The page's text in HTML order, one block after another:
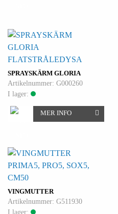
SPRAYSKÄRM GLORIA
FLATSTRÅLEDYSA
Artikelnummer: G000260
I lager:
MER INFO
VINGMUTTER
PRIMA5, PRO5, SOX5,
CM50
Artikelnummer: G511930
I lager: